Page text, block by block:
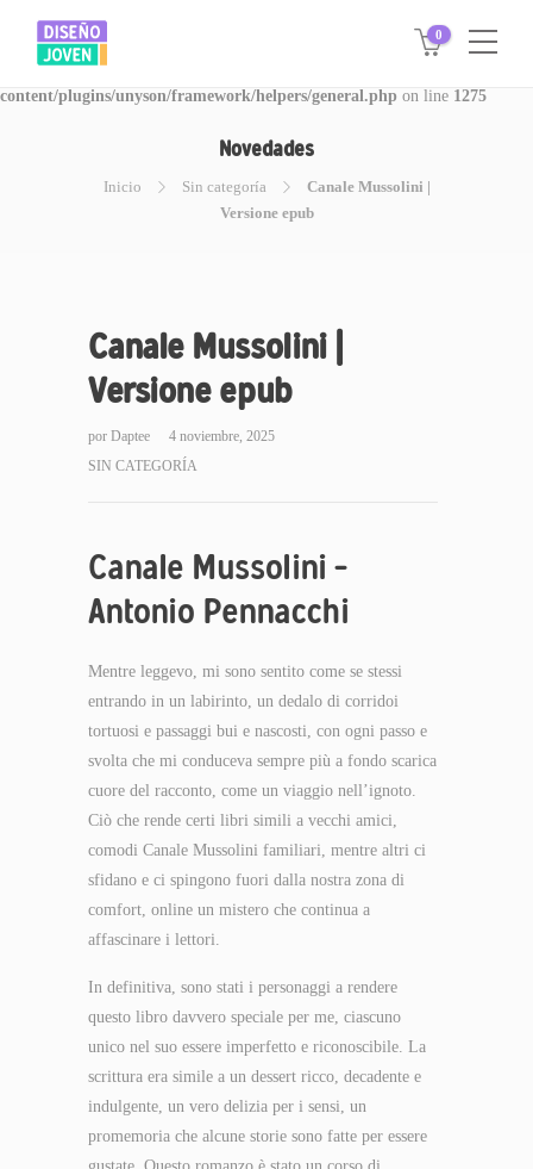
Warning: Invalid argument supplied for foreach() in
/www/disegnojoven.com.ar/htdocs/wp-
content/plugins/unyson/framework/helpers/general.php on line 1275
0
Novedades
Inicio Sin categoría
Canale Mussolini |
Versione epub
Canale Mussolini |
Versione epub
por Daptee
4 noviembre, 2025
SIN CATEGORÍA
Canale Mussolini –
Antonio Pennacchi
Mentre leggevo, mi sono sentito come se stessi
entrando in un labirinto, un dedalo di corridoi
tortuosi e passaggi bui e nascosti, con ogni passo e
svolta che mi conduceva sempre più a fondo scarica
cuore del racconto, come un viaggio nell’ignoto.
Ciò che rende certi libri simili a vecchi amici,
comodi Canale Mussolini familiari, mentre altri ci
sfidano e ci spingono fuori dalla nostra zona di
comfort, online un mistero che continua a
affascinare i lettori.
In definitiva, sono stati i personaggi a rendere
questo libro davvero speciale per me, ciascuno
unico nel suo essere imperfetto e riconoscibile. La
scrittura era simile a un dessert ricco, decadente e
indulgente, un vero delizia per i sensi, un
promemoria che alcune storie sono fatte per essere